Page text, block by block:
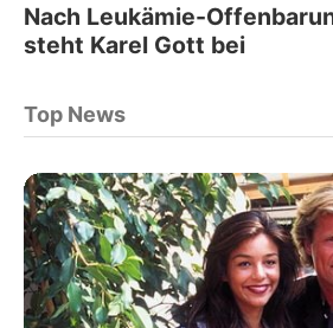
Nach Leukämie-
steht Karel Gott bei
Top News